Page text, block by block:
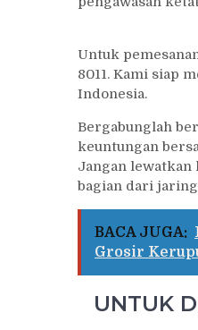
Untuk
8011. Kami siap
Indonesia.
Bergabunglah
keuntungan
Jangan lewatkan
bagian dari
BACA JUGA:
Grosir
UNTUK